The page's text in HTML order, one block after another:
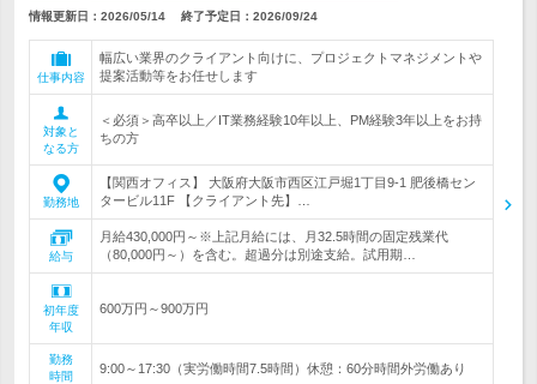
情報更新日：2026/05/14 終了予定日： 2026/09/24
仕事内容
幅広い業界のクライアント向けに、プロジェクトマネジメントや
提案活動等をお任せします
対象と
なる方
＜必須＞高卒以上／IT業務経験10年以上、PM経験3年以上をお持
ちの方
勤務地
【関西オフィス】 大阪府大阪市西区江戸堀1丁目9-1 肥後橋セン
タービル11F 【クライアント先】…
給与
月給430,000円～※上記月給には、月32.5時間の固定残業代
（80,000円～）を含む。超過分は別途支給。試用期…
初年度
年収
600万円～900万円
勤務
時間
9:00～17:30（実労働時間7.5時間）休憩：60分時間外労働あり